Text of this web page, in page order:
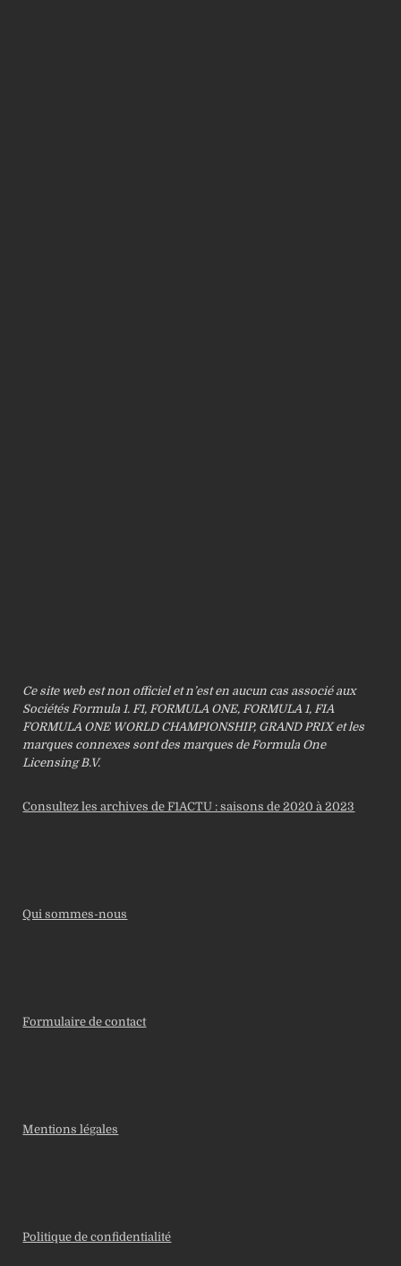
Ce site web est non officiel et n’est en aucun cas associé aux
Sociétés Formula 1. F1, FORMULA ONE, FORMULA 1, FIA
FORMULA ONE WORLD CHAMPIONSHIP, GRAND PRIX et les
marques connexes sont des marques de Formula One
Licensing B.V.
Consultez les archives de F1ACTU : saisons de 2020 à 2023
Qui sommes-nous
Formulaire de contact
Mentions légales
Politique de confidentialité